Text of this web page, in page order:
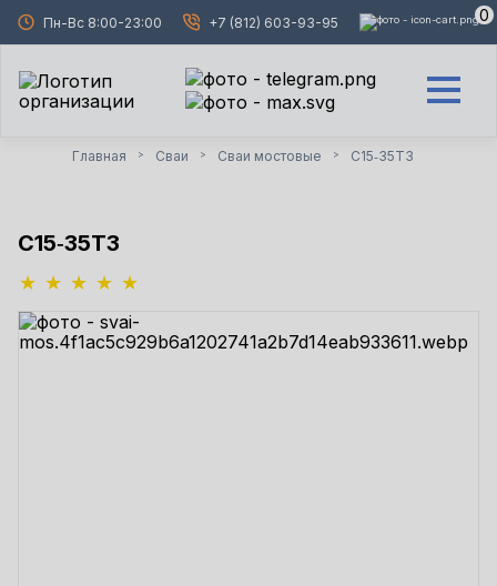
Пн-Вс 8:00-23:00 +7 (812) 603-93-95 0
Главная > Сваи > Сваи мостовые > С15‑35Т3
С15‑35Т3